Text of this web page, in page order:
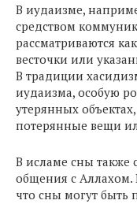
В иудаизме,
средством
рассматриваются
весточки или
В традиции
иудаизма, особую
утерянных
потерянные вещи
В исламе сны также
общения с Аллахом.
что сны могут быть